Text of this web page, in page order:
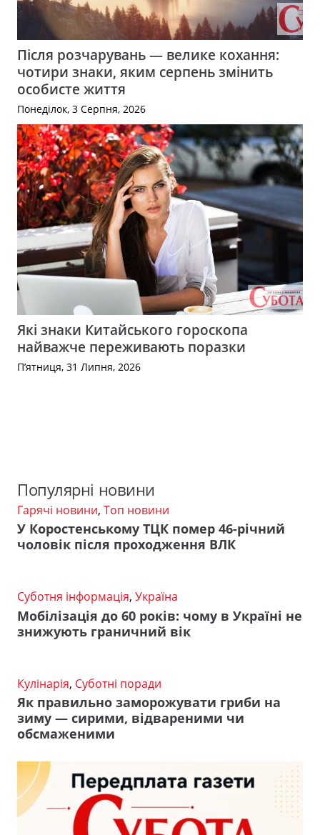
Після розчарувань — велике кохання:
чотири знаки, яким серпень змінить
особисте життя
Понеділок, 3 Серпня, 2026
Які знаки Китайського гороскопа
найважче переживають поразки
П’ятниця, 31 Липня, 2026
Популярні новини
Гарячі новини, Топ новини
У Коростенському ТЦК помер 46-річний
чоловік після проходження ВЛК
Суботня інформація, Україна
Мобілізація до 60 років: чому в Україні не
знижують граничний вік
Кулінарія, Суботні поради
Як правильно заморожувати гриби на
зиму — сирими, відвареними чи
обсмаженими